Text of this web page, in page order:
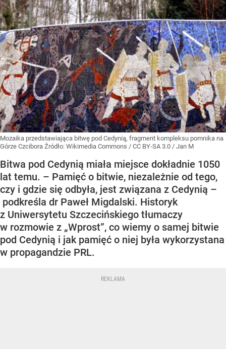
Mozaika przedstawiająca bitwę pod Cedynią, fragment kompleksu pomnika na
Górze Czcibora Źródło: Wikimedia Commons / CC BY-SA 3.0 / Jan M
Bitwa pod Cedynią miała miejsce dokładnie 1050
lat temu. – Pamięć o bitwie, niezależnie od tego,
czy i gdzie się odbyła, jest związana z Cedynią –
podkreśla dr Paweł Migdalski. Historyk
z Uniwersytetu Szczecińskiego tłumaczy
w rozmowie z „Wprost”, co wiemy o samej bitwie
pod Cedynią i jak pamięć o niej była wykorzystana
w propagandzie PRL.